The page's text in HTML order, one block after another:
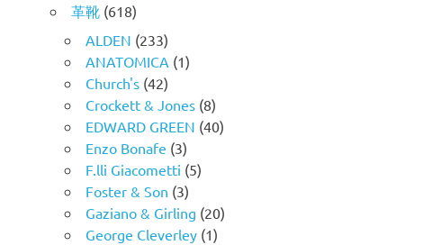
革靴 (618)
ALDEN (233)
ANATOMICA (1)
Church's (42)
Crockett & Jones (8)
EDWARD GREEN (40)
Enzo Bonafe (3)
F.lli Giacometti (5)
Foster & Son (3)
Gaziano & Girling (20)
George Cleverley (1)